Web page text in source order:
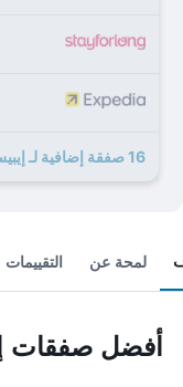
16 صفقة إضافية لـ إيبيس لوكسومبورج سود
لمحة عن التقييمات
أفضل صفقات